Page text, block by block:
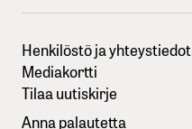
Henkilöstö ja yhteystiedot
Mediakortti
Tilaa uutiskirje
Anna palautetta